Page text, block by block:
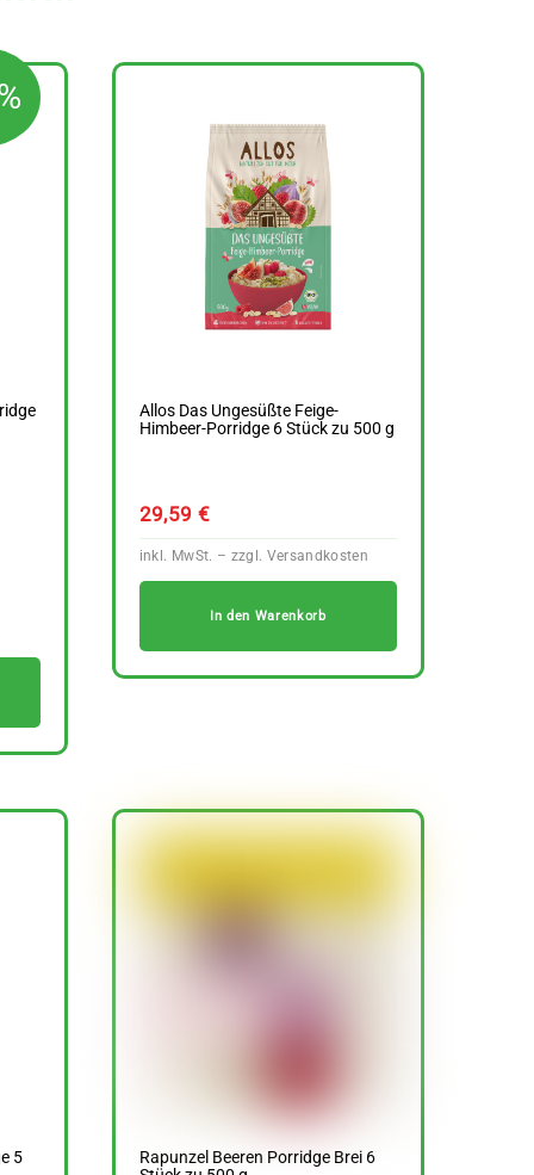
€
Allos Das Ungesüßte Feige-
Himbeer-Porridge 6 Stück zu 500 g
29,59 €
In den Warenkorb
5
Rapunzel Beeren Porridge Brei 6